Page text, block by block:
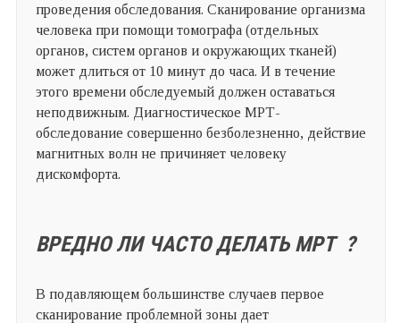
проведения обследования. Сканирование организма
человека при помощи томографа (отдельных
органов, систем органов и окружающих тканей)
может длиться от 10 минут до часа. И в течение
этого времени обследуемый должен оставаться
неподвижным. Диагностическое МРТ-
обследование совершенно безболезненно, действие
магнитных волн не причиняет человеку
дискомфорта.
ВРЕДНО ЛИ ЧАСТО ДЕЛАТЬ МРТ ?
В подавляющем большинстве случаев первое
сканирование проблемной зоны дает